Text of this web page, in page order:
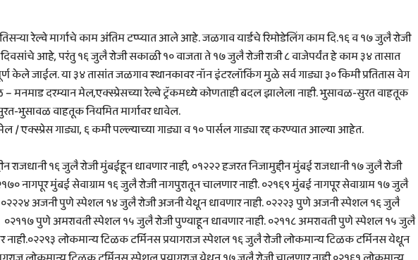
रेल्वे मार्गाचे काम अंतिम टप्प्यात आले आहे. जळगाव यार्डचे रिमोडेलिंग काम दि.१६ व १७ जुलै रोजी
आहे, परंतु १६ जुलै रोजी सकाळी १० वाजता ते १७ जुलै रोजी रात्री ८ वाजेपर्यंत हे काम ३४ तासात
केले जाईल. या ३४ तासांत जळगाव स्थानकावर नॉन इंटरलॉकिंग मुळे सर्व गाड्या ३० किमी प्रतितास वेग
– मनमाड दरम्यान मेल,एक्स्प्रेसच्या रेल्वे ट्रॅकमध्ये कोणताही बदल झालेला नाही. भुसावळ-सुरत वाहतूक
भुसावळ वाहतूक नियमित मार्गावर धावेल.
/ एक्स्प्रेस गाड्या, ६ कमी पल्ल्याच्या गाड्या व १० पार्सल गाड्या रद्द करण्यात आल्या आहेत.
राजधानी १६ जुलै रोजी मुंबईहून धावणार नाही, ०१२२२ हजरत निजामुद्दीन मुंबई राजधानी १७ जुलै रोजी
नागपूर मुंबई सेवाग्राम १६ जुलै रोजी नागपुरातून चालणार नाही. ०२१६९ मुंबई नागपूर सेवाग्राम १७ जुलै
०२२२४ अजनी पुणे स्पेशल १४ जुलै रोजी अजनी येथून धावणार नाही. ०२२२३ पुणे अजनी स्पेशल १६ जुलै
०२११७ पुणे अमरावती स्पेशल १५ जुलै रोजी पुण्याहून धावणार नाही. ०२११८ अमरावती पुणे स्पेशल १५ जुलै
नाही.०२२९३ लोकमान्य टिळक टर्मिनस प्रयागराज स्पेशल १६ जुलै रोजी लोकमान्य टिळक टर्मिनस येथून